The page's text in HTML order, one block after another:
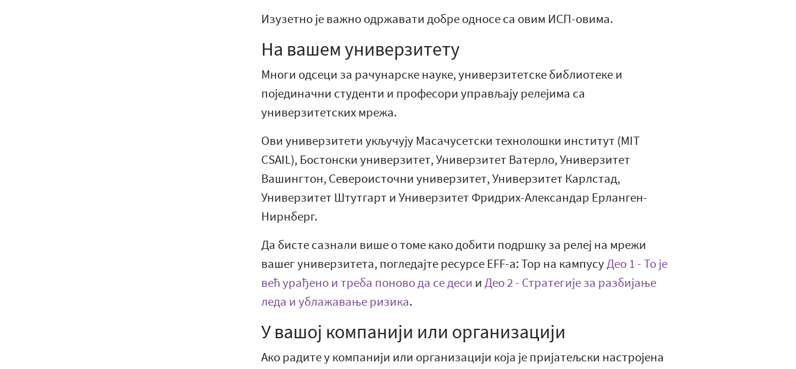
Изузетно је важно одржавати добре односе са овим ИСП-овима.
На вашем универзитету
Многи одсеци за рачунарске науке, универзитетске библиотеке и
појединачни студенти и професори управљају релејима са
универзитетских мрежа.
Ови универзитети укључују Масачусетски технолошки институт (MIT
CSAIL), Бостонски универзитет, Универзитет Ватерло, Универзитет
Вашингтон, Североисточни универзитет, Универзитет Карлстад,
Универзитет Штутгарт и Универзитет Фридрих-Александар Ерланген-
Нирнберг.
Да бисте сазнали више о томе како добити подршку за релеј на мрежи
вашег универзитета, погледајте ресурсе EFF-а: Тор на кампусуДео 1 - То је
већ урађено и треба поново да се деси иДео 2 - Стратегије за разбијање
леда и ублажавање ризика.
У вашој компанији или организацији
Ако радите у компанији или организацији која је пријатељски настројена